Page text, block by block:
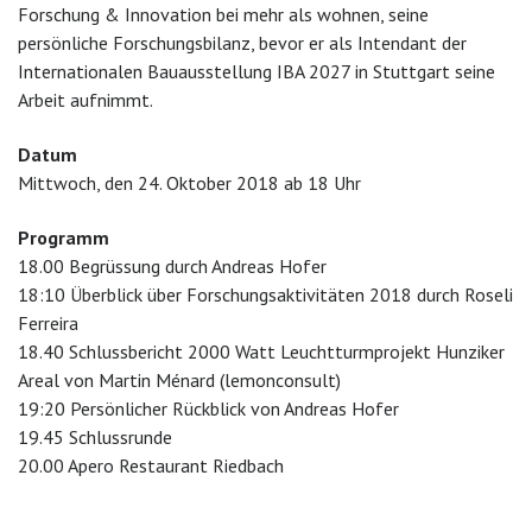
Forschung & Innovation bei mehr als wohnen, seine
persönliche Forschungsbilanz, bevor er als Intendant der
Internationalen Bauausstellung IBA 2027 in Stuttgart seine
Arbeit aufnimmt.
Datum
Mittwoch, den 24. Oktober 2018 ab 18 Uhr
Programm
18.00 Begrüssung durch Andreas Hofer
18:10 Überblick über Forschungsaktivitäten 2018 durch Roseli
Ferreira
18.40 Schlussbericht 2000 Watt Leuchtturmprojekt Hunziker
Areal von Martin Ménard (lemonconsult)
19:20 Persönlicher Rückblick von Andreas Hofer
19.45 Schlussrunde
20.00 Apero Restaurant Riedbach